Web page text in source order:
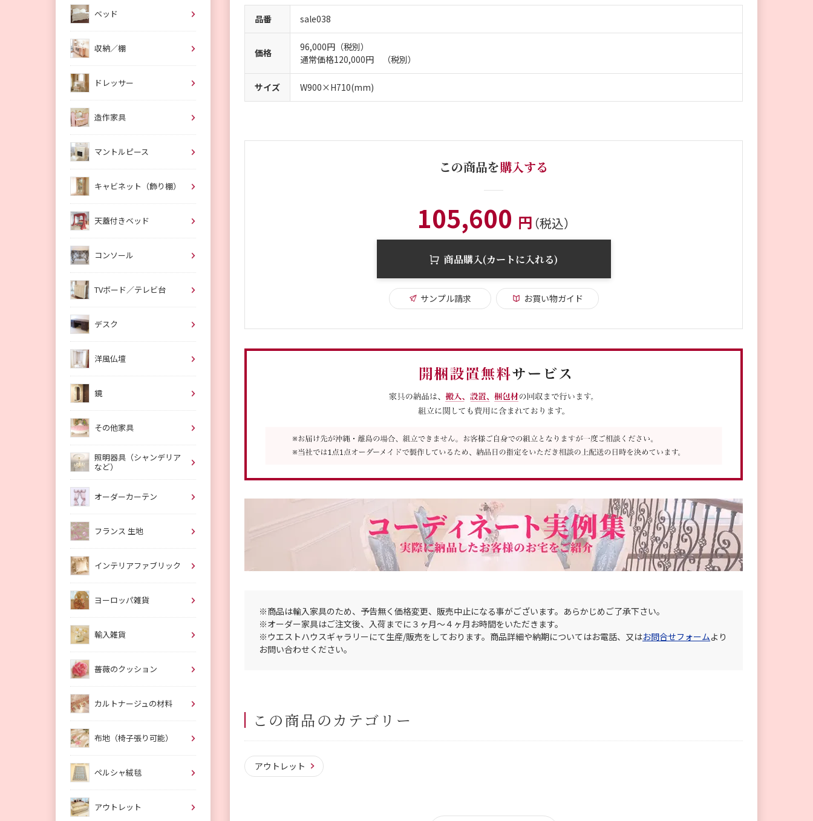
品番 sale038
価格
96,000円（税別）
通常価格120,000円 （税別）
サイズ W900×H710(mm)
この商品を購入する
105,600 円（税込）
商品購入(カートに入れる)
サンプル請求 お買い物ガイド
※商品は輸入家具のため、予告無く価格変更、販売中止になる事がございます。あらかじめご了承下さい。
※オーダー家具はご注文後、入荷までに３ヶ月〜４ヶ月お時間をいただきます。
※ウエストハウスギャラリーにて生産/販売をしております。商品詳細や納期についてはお電話、又はお問合せフォームより
お問い合わせください。
この商品のカテゴリー
アウトレット
ベッド
収納／棚
ドレッサー
造作家具
マントルピース
キャビネット（飾り棚）
天蓋付きベッド
コンソール
TVボード／テレビ台
デスク
洋風仏壇
鏡
その他家具
照明器具（シャンデリア
など）
オーダーカーテン
フランス 生地
インテリアファブリック
ヨーロッパ雑貨
輸入雑貨
薔薇のクッション
カルトナージュの材料
布地（椅子張り可能）
ペルシャ絨毯
アウトレット